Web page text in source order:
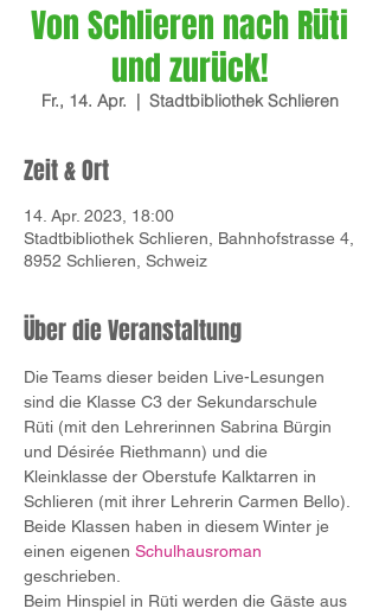
Von Schlieren nach Rüti
und zurück!
Fr., 14. Apr.
  |
Stadtbibliothek Schlieren
Zeit & Ort
14. Apr. 2023, 18:00
Stadtbibliothek Schlieren, Bahnhofstrasse 4,
8952 Schlieren, Schweiz
Über die Veranstaltung
Die Teams dieser beiden Live-Lesungen
sind die Klasse C3 der Sekundarschule
Rüti (mit den Lehrerinnen Sabrina Bürgin
und Désirée Riethmann) und die
Kleinklasse der Oberstufe Kalktarren in
Schlieren (mit ihrer Lehrerin Carmen Bello).
Beide Klassen haben in diesem Winter je
einen eigenen Schulhausroman
geschrieben.
Beim Hinspiel in Rüti werden die Gäste aus